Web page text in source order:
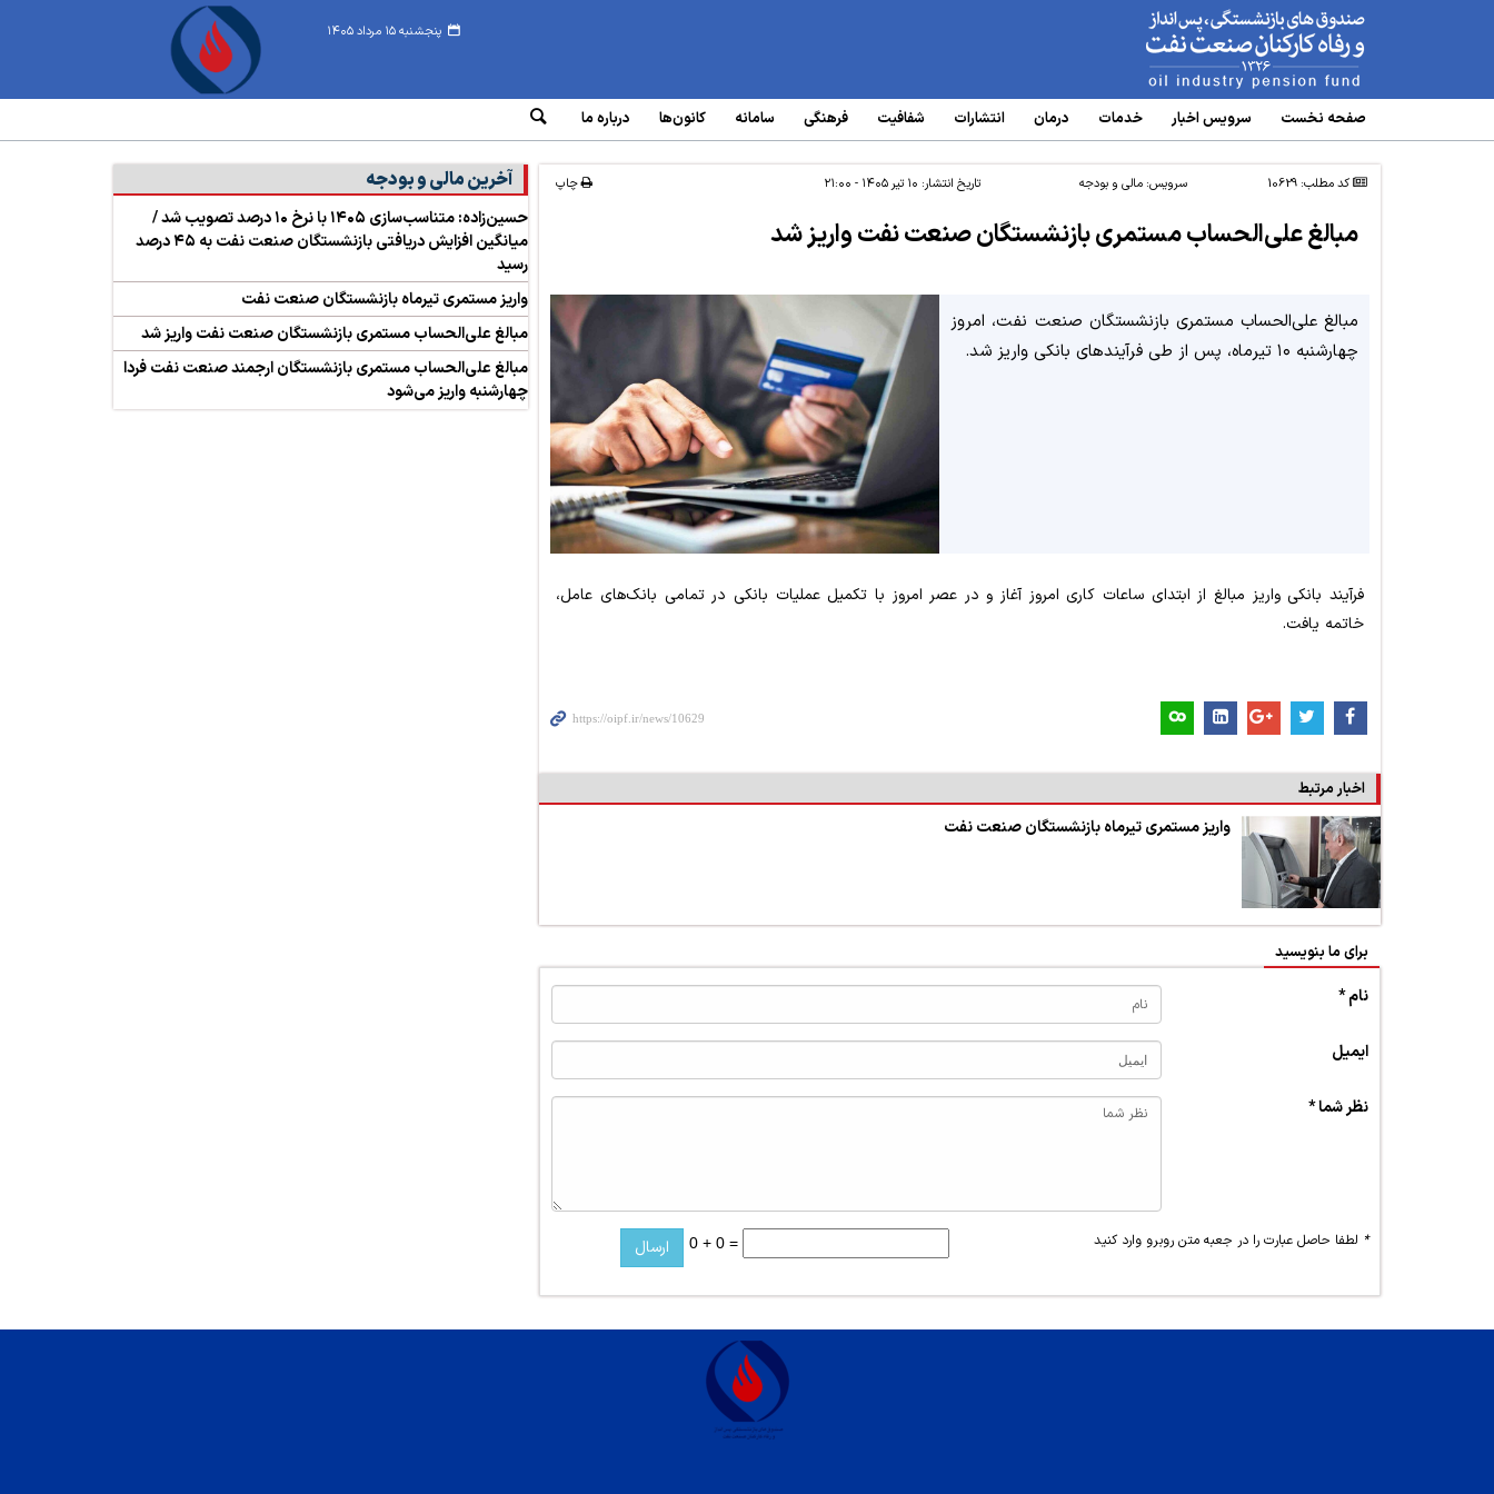
پنجشنبه ۱۵ مرداد ۱۴۰۵ www.oipf.ir
صفحه نخست سرویس‌ اخبار خدمات درمان انتشارات شفافیت فرهنگی سامانه‌ کانون‌ها درباره ما
کد مطلب: 10629 سرویس:مالی و بودجه تاریخ انتشار: ۱۰ تیر ۱۴۰۵ - ۲۱:۰۰ چاپ
مبالغ علی‌الحساب مستمری بازنشستگان صنعت نفت واریز شد
مبالغ علی‌الحساب مستمری بازنشستگان صنعت نفت، امروز
چهارشنبه ۱۰ تیرماه، پس از طی فرآیندهای بانکی واریز شد.
فرآیند بانکی واریز مبالغ از ابتدای ساعات کاری امروز آغاز و در عصر امروز با تکمیل عملیات بانکی در تمامی بانک‌های عامل،
خاتمه یافت.
اخبار مرتبط
واریز مستمری تیرماه بازنشستگان صنعت نفت
برای ما بنویسید
نام *
ایمیل
نظر شما *
* لطفا حاصل عبارت را در جعبه متن روبرو وارد کنید 0 + 0 =
آخرین مالی و بودجه
حسین‌زاده: متناسب‌سازی ۱۴۰۵ با نرخ ۱۰ درصد تصویب شد /
میانگین افزایش دریافتی بازنشستگان صنعت نفت به ۴۵ درصد
رسید
واریز مستمری تیرماه بازنشستگان صنعت نفت
مبالغ علی‌الحساب مستمری بازنشستگان صنعت نفت واریز شد
مبالغ علی‌الحساب مستمری بازنشستگان ارجمند صنعت نفت فردا
چهارشنبه واریز می‌شود